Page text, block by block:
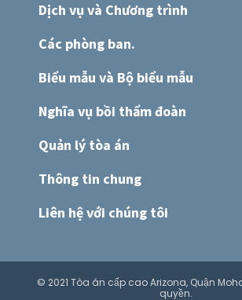
Dịch vụ và Chương trình
Các phòng ban.
Biểu mẫu và Bộ biểu mẫu
Nghĩa vụ bồi thẩm đoàn
Quản lý tòa án
Thông tin chung
Liên hệ với chúng tôi
© 2021 Tòa án cấp cao Arizona, Quận
quyền.